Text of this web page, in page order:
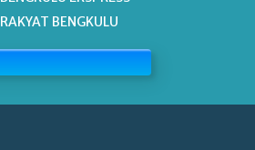
RAKYAT BENGKULU